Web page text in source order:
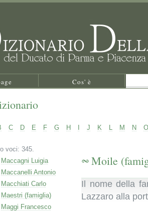
Cos' è
C D E F G H J K L M N O
voci: 345.
Maccagni Luigia
Maccanelli Antonio
Macchiati Carlo
Maestri (famiglia)
Maggi Francesco
Moile
Il nome della
Lazzaro alla